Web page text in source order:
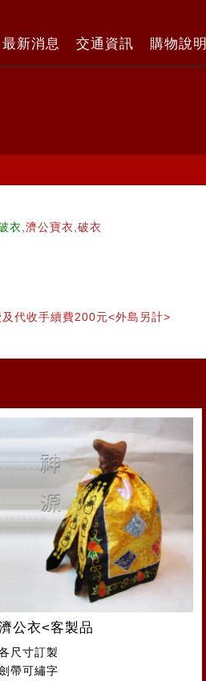
最新消息 交通資訊 購物說明
衣, 濟公寶衣,破衣
代收手續費200元<外島另計>
公衣<客製品
尺寸訂製
帶可繡字